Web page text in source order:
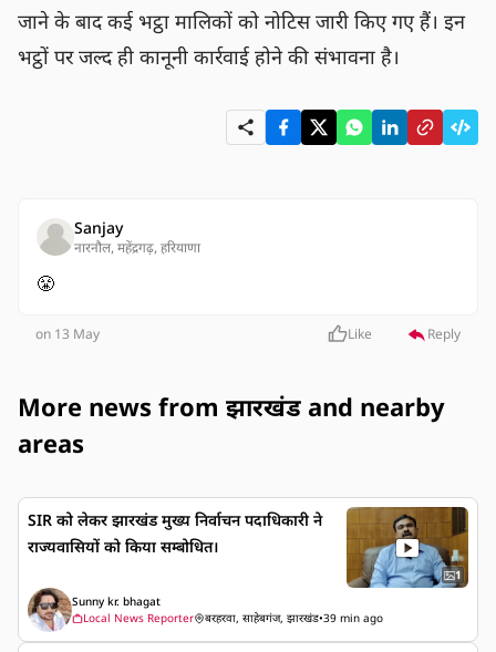
जाने के बाद कई भट्ठा मालिकों को नोटिस जारी किए गए हैं। इन
भट्ठों पर जल्द ही कानूनी कार्रवाई होने की संभावना है।
Sanjay
नारनौल, महेंद्रगढ़, हरियाणा
😤
on 13 May Like Reply
More news from झारखंड and nearby
areas
SIR को लेकर झारखंड मुख्य निर्वाचन पदाधिकारी ने
राज्यवासियों को किया सम्बोधित।
1
Sunny kr. bhagat
Local News Reporter
बरहरवा, साहेबगंज, झारखंड•39 min ago